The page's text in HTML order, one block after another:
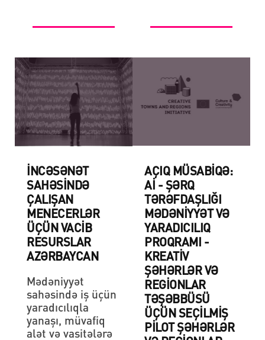
İNCƏSƏNƏT
SAHƏSİNDƏ
ÇALIŞAN
MENECERLƏR
ÜÇÜN VACİB
RESURSLAR
AZƏRBAYCAN
Mədəniyyət
sahəsində iş üçün
yaradıcılıqla
yanaşı, müvafiq
alət və vasitələrə
AÇIQ MÜSABIQƏ:
Aİ - ŞƏRQ
TƏRƏFDAŞLIĞI
MƏDƏNIYYƏT VƏ
YARADICILIQ
PROQRAMI -
KREATIV
ŞƏHƏRLƏR VƏ
REGIONLAR
TƏŞƏBBÜSÜ
ÜÇÜN SEÇILMIŞ
PILOT ŞƏHƏRLƏR